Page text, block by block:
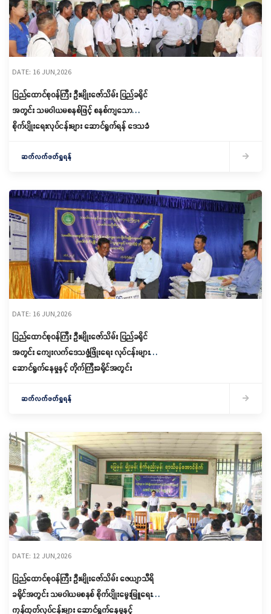
DATE: 16 JUN,2026
ပြည်ထောင်စုဝန်ကြီး ဦးမျိုးဇော်သိမ်း ပြည်ခရိုင်
အတွင်း သမဝါယမစနစ်ဖြင့် စနစ်ကျသော
စိုက်ပျိုးရေးလုပ်ငန်းများ ဆောင်ရွက်ရန် ဒေသခံ
ဆက်လက်ဖတ်ရှုရန်
DATE: 16 JUN,2026
ပြည်ထောင်စုဝန်ကြီး ဦးမျိုးဇော်သိမ်း ပြည်ခရိုင်
အတွင်း ကျေးလက်ဒေသဖွံ့ဖြိုးရေး လုပ်ငန်းများ
ဆောင်ရွက်နေမှုနှင့် တိုက်ကြီးခရိုင်အတွင်း
စိုက်ပျိုးရေးလုပ်ငန်းများ ဆောင်ရွက်ရန် ဒေသခံ
ဆက်လက်ဖတ်ရှုရန်
DATE: 12 JUN,2026
ပြည်ထောင်စုဝန်ကြီး ဦးမျိုးဇော်သိမ်း ဇေယျာသီရိ
ခရိုင်အတွင်း သမဝါယမစနစ် စိုက်ပျိုးမွေးမြူရေးနှင့်
ကုန်ထုတ်လုပ်ငန်းများ ဆောင်ရွက်နေမှုနှင့်